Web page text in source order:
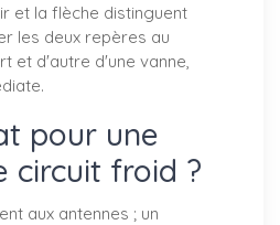
et la flèche distinguent
les deux repères au
et d'autre d'une vanne,
pour une
circuit froid ?
aux antennes ; un